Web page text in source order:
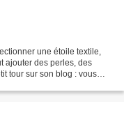
une étoile textile,
ajouter des perles, des
tour sur son blog : vous